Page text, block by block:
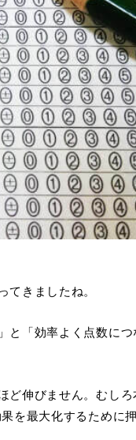
てきましたね。
と「効率よく点数に
伸びません。むしろ
を最大化するために